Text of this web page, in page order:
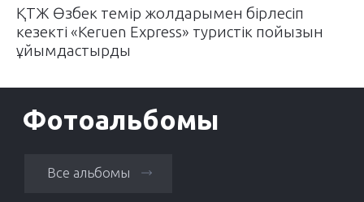
ҚТЖ Өзбек темір жолдарымен бірлесіп
кезекті «Keruen Express» туристік пойызын
ұйымдастырды
Фотоальбомы
Все альбомы